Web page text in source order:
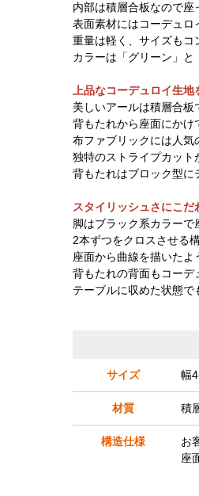
内部は積層合板なので座
表面素材にはコーデュロ
重量は軽く、サイズもコ
カラーは「グリーン」と
上品なコーデュロイ生地
美しいアールは積層合板
背もたれから座面にかけ
布ファブリックには人気
独特のストライプカット
背もたれはブロック型に
スタイリッシュさにこだ
脚はブラック系カラーで
2本ずつをクロスさせる
座面から曲線を描いたよ
背もたれの背面もコーデ
テーブルに収めた状態で
サイズ 幅
材質 積
構造仕様
お
座